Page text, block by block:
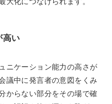
高い
ニケーション能力の高さが
議中に発言者の意図をくみ
からない部分をその場で確